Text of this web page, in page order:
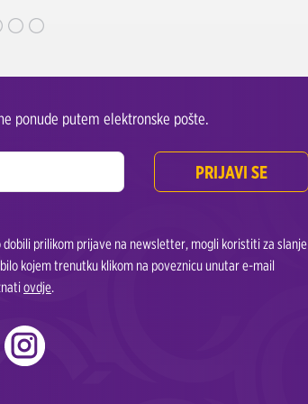
ponude putem elektronske pošte.
PRIJAVI SE
prilikom prijave na newsletter, mogli koristiti za slanje
kojem trenutku klikom na poveznicu unutar e-mail
ovdje.